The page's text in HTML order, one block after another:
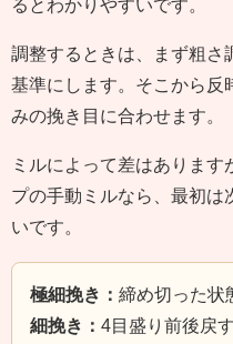
るとわかりやすいです。
調整するときは、まず粗さ
基準にします。そこから反
みの挽き目に合わせます。
ミルによって差はあります
プの手動ミルなら、最初は
いです。
極細挽き： 締め切った状
細挽き： 4目盛り前後戻す